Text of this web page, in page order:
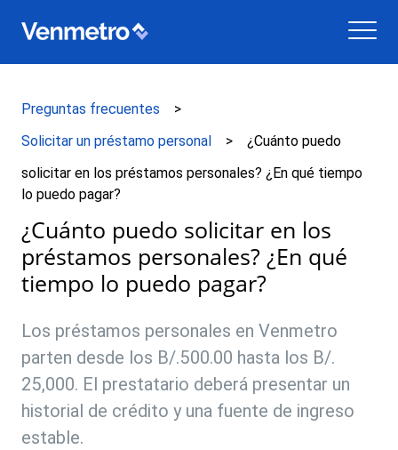
Preguntas frecuentes
Solicitar un préstamo personal
¿Cuánto puedo
solicitar en los préstamos personales? ¿En qué tiempo
lo puedo pagar?
¿Cuánto puedo solicitar en los
préstamos personales? ¿En qué
tiempo lo puedo pagar?
Los préstamos personales en Venmetro
parten desde los B/.500.00 hasta los B/.
25,000. El prestatario deberá presentar un
historial de crédito y una fuente de ingreso
estable.